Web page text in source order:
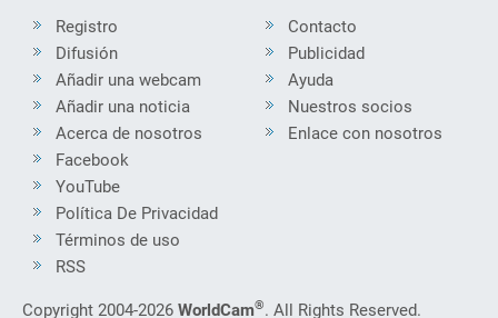
Registro
Difusión
Añadir una webcam
Añadir una noticia
Acerca de nosotros
Contacto
Publicidad
Ayuda
Nuestros socios
Enlace con nosotros
Facebook
YouTube
Política De Privacidad
Términos de uso
RSS
Copyright 2004-2026 WorldCam®. All Rights Reserved.